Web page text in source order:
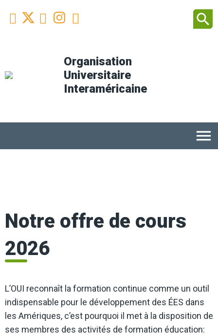
Organisation
Universitaire
Interaméricaine
 Facebook
 YoutubeInstagram
 search
menu
Notre offre de cours
2026
L’OUI reconnaît la formation continue comme un outil
indispensable pour le développement des ÉES dans
les Amériques, c’est pourquoi il met à la disposition de
ses membres des activités de formation éducation: